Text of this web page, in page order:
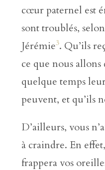
cœur paternel est
sont troublés,
Jérémie3. Qu’ils
ce que nous
quelque temps
peuvent, et qu’ils
D’ailleurs, vous
à craindre. En
frappera vos